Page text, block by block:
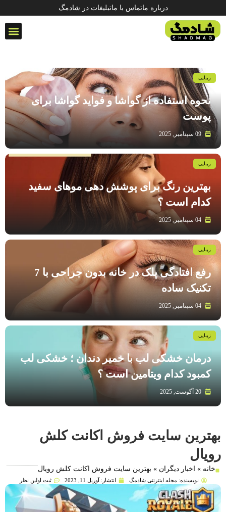
درباره ماتماس با ماتبلیغات در شادمگ
نحوه استفاده از گواشا و فواید گواشا برای
پوست
09 سپتامبر, 2025
زیبایی
بهترین رنگ برای پوشش دهی موهای سفید
کدام است ؟
زیبایی
رفع افتادگی پلک در خانه بدون جراحی با 7
تکنیک ساده
زیبایی
درمان خشکی لب با خمیر دندان ؛ خشکی لب
کمبود کدام ویتامین است ؟
زیبایی
بهترین سایت فروش اکانت کلش
رویال
خانه » اخبار دیگران » بهترین سایت فروش اکانت کلش رویال
نویسنده: مجله اینترنتی شادمگ انتشار:آوریل 11, 2023 ثبت اولین نظر